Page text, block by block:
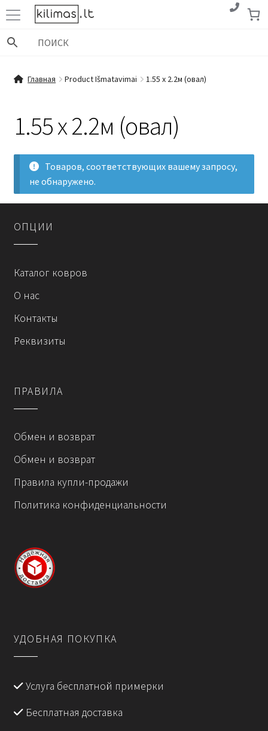
Перейти
навигации
Перейти
содержимому
Главная Product Išmatavimai 1.55 x 2.2м (овал)
1.55 x 2.2м (овал)
Товаров, соответствующих вашему запросу,
не обнаружено.
OПЦИИ
Каталог ковров
О нас
Контакты
Реквизиты
ПРАВИЛА
Обмен и возврат
Обмен и возврат
Правила купли-продажи
Политика конфиденциальности
УДОБНАЯ ПОКУПКА
Услуга бесплатной примерки
Бесплатная доставка